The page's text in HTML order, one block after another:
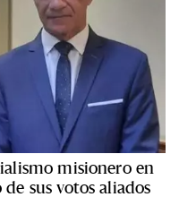
misionero en
sus votos aliados